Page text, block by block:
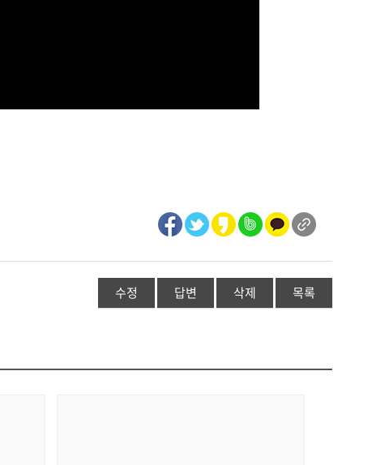
수정 답변 삭제 목록